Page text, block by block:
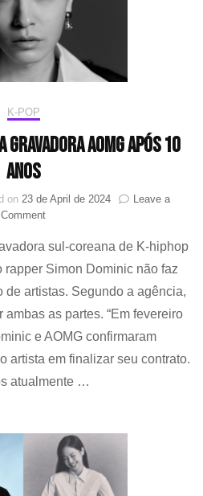
K-POP
gravadora AOMG após 10
anos
on 23 de April de 2024
Leave a
Commenton
Dominic
deixa
AOMG
após
anos
sul-coreana de K-hiphop
rapper Simon Dominic não faz
de artistas. Segundo a agência,
as partes. “Em fevereiro
e AOMG confirmaram
artista em finalizar seu contrato.
atualmente …